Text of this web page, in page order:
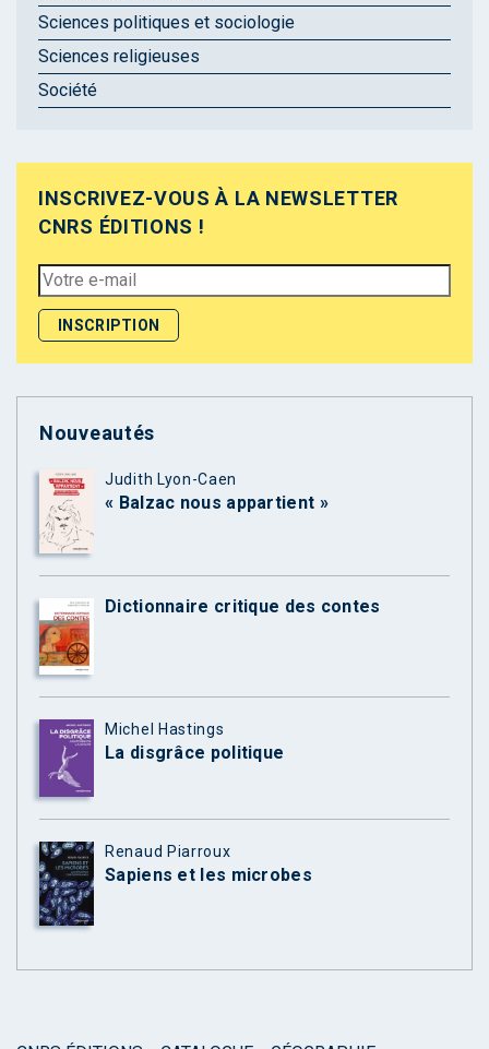
Sciences politiques et sociologie
Sciences religieuses
Société
INSCRIVEZ-VOUS À LA NEWSLETTER
CNRS ÉDITIONS !
Nouveautés
Judith Lyon-Caen
« Balzac nous appartient »
Dictionnaire critique des contes
Michel Hastings
La disgrâce politique
Renaud Piarroux
Sapiens et les microbes